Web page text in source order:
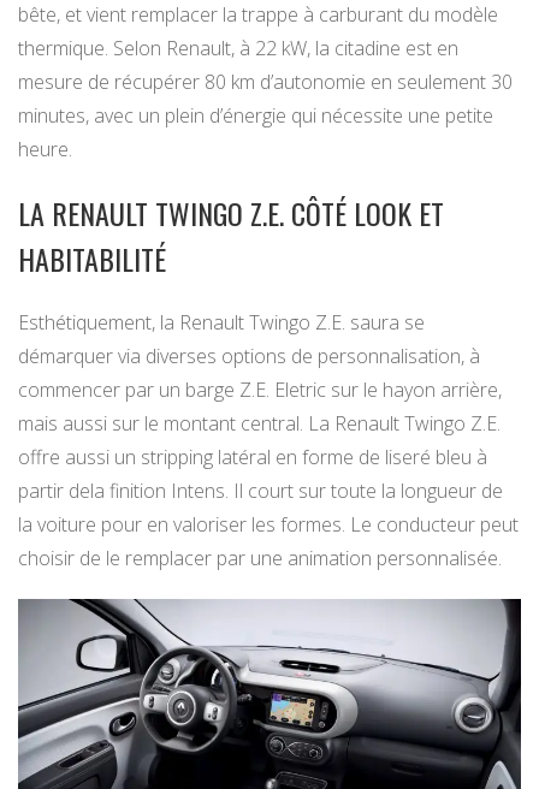
bête, et vient remplacer la trappe à carburant du modèle
thermique. Selon Renault, à 22 kW, la citadine est en
mesure de récupérer 80 km d’autonomie en seulement 30
minutes, avec un plein d’énergie qui nécessite une petite
heure.
LA RENAULT TWINGO Z.E. CÔTÉ LOOK ET
HABITABILITÉ
Esthétiquement, la Renault Twingo Z.E. saura se
démarquer via diverses options de personnalisation, à
commencer par un barge Z.E. Eletric sur le hayon arrière,
mais aussi sur le montant central. La Renault Twingo Z.E.
offre aussi un stripping latéral en forme de liseré bleu à
partir dela finition Intens. Il court sur toute la longueur de
la voiture pour en valoriser les formes. Le conducteur peut
choisir de le remplacer par une animation personnalisée.